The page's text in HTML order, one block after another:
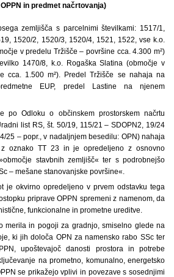
in predmet načrtovanja)
zemljišča s parcelnimi številkami: 1517/1,
1520/2, 1520/3, 1520/4, 1521, 1522, vse k.o.
v predelu Tržišče – površine cca. 4.300 m²)
1470/8, k.o. Rogaška Slatina (območje v
cca. 1.500 m²). Predel Tržišče se nahaja na
EUP, predel Lastine na njenem
po Odloku o občinskem prostorskem načrtu
list RS, št. 50/19, 115/21 – SDOPN2, 19/24
25 – popr., v nadaljnjem besedilu: OPN) nahaja
oznako TT 23 in je opredeljeno z osnovno
stavbnih zemljišč« ter s podrobnejšo
– mešane stanovanjske površine«.
je okvirno opredeljeno v prvem odstavku tega
priprave OPPN spremeni z namenom, da
funkcionalne in prometne ureditve.
merila in pogoji za gradnjo, smiselno glede na
ki jih določa OPN za namensko rabo SSc ter
upoštevajoč danosti prostora in potrebe
na prometno, komunalno, energetsko
se prikažejo vplivi in povezave s sosednjimi